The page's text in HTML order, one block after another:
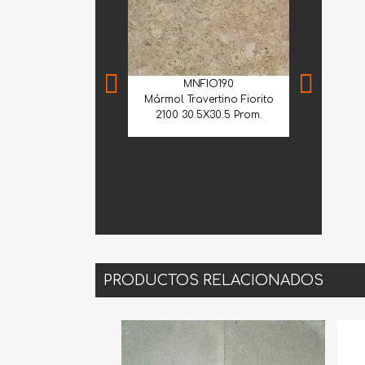
MNFIO190
Mármol Travertino Fiorito
2100 30.5X30.5 Prom.
PRODUCTOS RELACIONADOS